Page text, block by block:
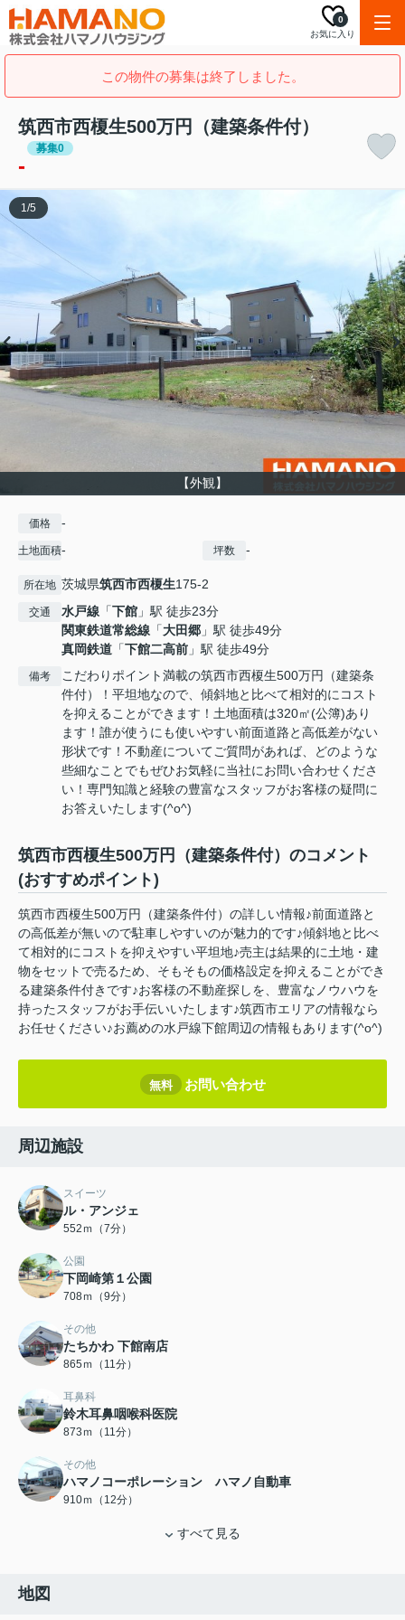
お気に入り
0
この物件の募集は終了しました。
筑西市西榎生500万円（建築条件付）
募集0
-
【外観】
1/5
価格 -
土地面積- 坪数 -
所在地 茨城県筑西市西榎生175-2
交通 水戸線 「下館 」駅 徒歩23分
関東鉄道常総線 「大田郷 」駅 徒歩49分
真岡鉄道 「下館二高前 」駅 徒歩49分
備考
こだわりポイント満載の筑西市西榎生500万円（建築条
件付）！平坦地なので、傾斜地と比べて相対的にコスト
を抑えることができます！土地面積は320㎡(公簿)あり
ます！誰が使うにも使いやすい前面道路と高低差がない
形状です！不動産についてご質問があれば、どのような
些細なことでもぜひお気軽に当社にお問い合わせくださ
い！専門知識と経験の豊富なスタッフがお客様の疑問に
お答えいたします(^o^)
筑西市西榎生500万円（建築条件付）のコメント
(おすすめポイント)
筑西市西榎生500万円（建築条件付）の詳しい情報♪前面道路と
の高低差が無いので駐車しやすいのが魅力的です♪傾斜地と比べ
て相対的にコストを抑えやすい平坦地♪売主は結果的に土地・建
物をセットで売るため、そもそもの価格設定を抑えることができ
る建築条件付きです♪お客様の不動産探しを、豊富なノウハウを
持ったスタッフがお手伝いいたします♪筑西市エリアの情報なら
お任せください♪お薦めの水戸線下館周辺の情報もあります(^o^)
無料 お問い合わせ
周辺施設
スイーツ
ル・アンジェ
552ｍ（7分）
公園
下岡崎第１公園
708ｍ（9分）
その他
たちかわ 下館南店
865ｍ（11分）
耳鼻科
鈴木耳鼻咽喉科医院
873ｍ（11分）
その他
ハマノコーポレーション ハマノ自動車
910ｍ（12分）
すべて見る
地図